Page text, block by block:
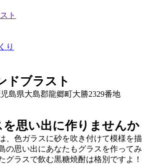
ト
り
ドブラスト
児島県大島郡龍郷町大勝2329番地
思い出に作りませんか
、色ガラスに砂を吹き付けて模様を描
の思い出にあなたもグラスを作ってみ
グラスで飲む黒糖焼酎は格別ですよ！